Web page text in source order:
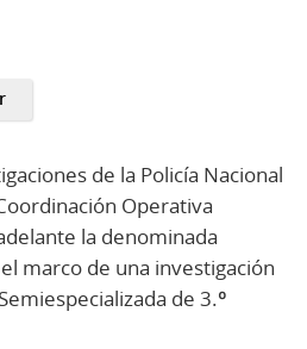
de la Policía Nacional
Operativa
la denominada
marco de una investigación
de 3.º